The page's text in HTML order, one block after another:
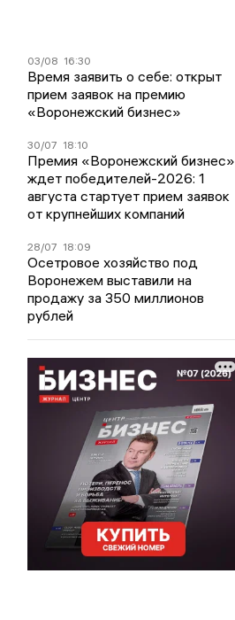
03/08 16:30
Время заявить о себе: открыт
прием заявок на премию
«Воронежский бизнес»
30/07 18:10
Премия «Воронежский бизнес»
ждет победителей-2026: 1
августа стартует прием заявок
от крупнейших компаний
28/07 18:09
Осетровое хозяйство под
Воронежем выставили на
продажу за 350 миллионов
рублей